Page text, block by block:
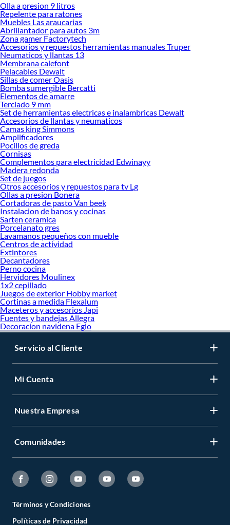
Desde remodelaciones hasta proyectos de decoración, estamos aquí para hacer
tus ideas realidad. ¡Visítanos y encuentra todo lo que tenemos para ofrecerte en
Accesorios de lavandería!
Explora la variedad de productos de Accesorios de lavandería en
Sodimac
Herramientas, materiales y accesorios de calidad para tus proyectos y
renovación de espacios. ¡Visítanos y descubre todo lo que tenemos para
ofrecerte!
Encuentra una amplia variedad de productos de Accesorios de lavandería en
Sodimac. Encuentra todo lo necesario para tus proyectos de renovación y
decoración. ¡Visítanos y haz tus ideas realidad!
Olla a presion 9 litros
Repelente para ratones
Muebles Las araucarias
Abrillantador para autos 3m
Zona gamer Factorytech
Accesorios y repuestos herramientas manuales Truper
Neumaticos y llantas 13
Membrana calefont
Pelacables Dewalt
Sillas de comer Oasis
Bomba sumergible Bercatti
Elementos de amarre
Terciado 9 mm
Set de herramientas electricas e inalambricas Dewalt
Accesorios de llantas y neumaticos
Camas king Simmons
Amplificadores
Pocillos de greda
Cornisas
Complementos para electricidad Edwinayy
Madera redonda
Set de juegos
Otros accesorios y repuestos para tv Lg
Ollas a presion Bonera
Cortadoras de pasto Van beek
Instalacion de banos y cocinas
Sarten ceramica
Porcelanato gres
Lavamanos pequeños con mueble
Centros de actividad
Extintores
Decantadores
Perno cocina
Hervidores Moulinex
1x2 cepillado
Juegos de exterior Hobby market
Cortinas a medida Flexalum
Maceteros y accesorios Japi
Fuentes y bandejas Allegra
Decoracion navidena Eglo
Servicio al Cliente
Mi Cuenta
Nuestra Empresa
Comunidades
Términos y Condiciones
Políticas de Privacidad